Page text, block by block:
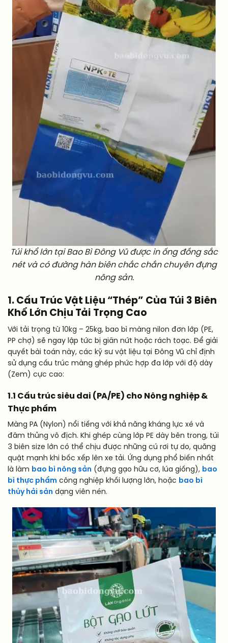
Túi khổ lớn tại Bao Bì Đông Vũ được in ống đồng sắc
nét và có đường hàn biên chắc chắn chuyên đựng
nông sản.
1. Cấu Trúc Vật Liệu “Thép” Của Túi 3 Biên
Khổ Lớn Chịu Tải Trọng Cao
Với tải trọng từ 10kg – 25kg, bao bì màng nilon đơn lớp (PE,
PP chợ) sẽ ngay lập tức bị giãn nứt hoặc rách toạc. Để giải
quyết bài toán này, các kỹ sư vật liệu tại Đông Vũ chỉ định
sử dụng cấu trúc màng ghép phức hợp đa lớp với độ dày
(Zem) cực cao:
1.1 Cấu trúc siêu dai (PA/PE) cho Nông nghiệp &
Thực phẩm
Màng PA (Nylon) nổi tiếng với khả năng kháng lực xé và
đâm thủng vô địch. Khi ghép cùng lớp PE dày bên trong, túi
3 biên size lớn có thể chịu được những cú rơi tự do, quăng
quật mạnh khi bốc xếp lên xe tải. Ứng dụng phổ biến nhất
là làm bao bì nông sản (đựng gạo hữu cơ, lúa giống), bao
bì thực phẩm công nghiệp khối lượng lớn, hoặc bao bì
thủy hải sản dạng viên nén.